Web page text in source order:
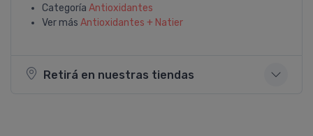
Categoría Antioxidantes
Ver más Antioxidantes + Natier
Retirá en nuestras tiendas